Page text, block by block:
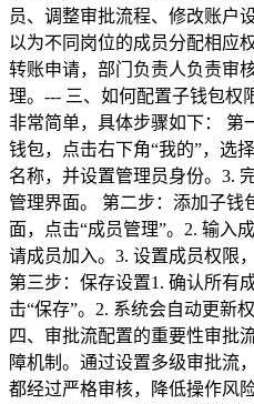
员、调整审批流程、修改账户
以为不同岗位的成员分配相应
转账申请，部门负责人负责审
理。--- 三、如何配置子钱包权
非常简单，具体步骤如下： 第
钱包，点击右下角“我的”，选
名称，并设置管理员身份。3.
管理界面。 第二步：添加子钱
面，点击“成员管理”。2. 输入
请成员加入。3. 设置成员权限
第三步：保存设置1. 确认所有
击“保存”。2. 系统会自动更新
四、审批流配置的重要性审批
障机制。通过设置多级审批流
都经过严格审核，降低操作风